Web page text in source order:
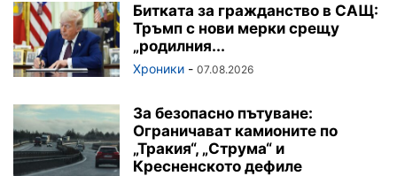
Битката за гражданство в САЩ:
Тръмп с нови мерки срещу
„родилния...
Хроники - 07.08.2026
За безопасно пътуване:
Ограничават камионите по
„Тракия“, „Струма“ и
Кресненското дефиле